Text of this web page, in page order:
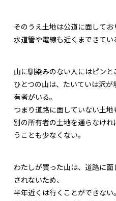
そのうえ土地は公道に面してお
水道管や電線も近くまできてい
山に馴染みのない人にはピンと
ひとつの山は、たいていは沢
有者がいる。
つまり道路に面していない土
別の所有者の土地を通らなけ
うことも少なくない。
わたしが買った山は、道路に
されないため、
半年近くは行くことができない。